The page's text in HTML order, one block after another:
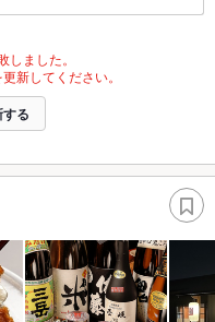
ました。
新してください。
る